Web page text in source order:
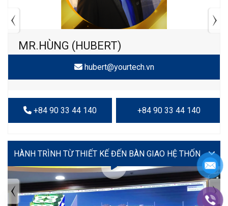
MR.HÙNG (HUBERT)
hubert@yourtech.vn
+84 90 33 44 140 +84 90 33 44 140
VIDEO
TIN TỨC MỚI NHẤT
Tuyển dụng: Nhân viên KẾ TOÁN